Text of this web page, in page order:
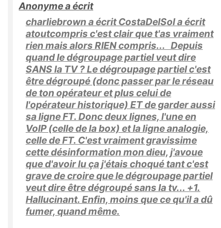
Anonyme a écrit
charliebrown a écrit CostaDelSol a écrit
atoutcompris c'est clair que t'as vraiment
rien mais alors RIEN compris... Depuis
quand le dégroupage partiel veut dire
SANS la TV ? Le dégroupage partiel c'est
être dégroupé (donc passer par le réseau
de ton opérateur et plus celui de
l'opérateur historique) ET de garder aussi
sa ligne FT. Donc deux lignes, l'une en
VoIP (celle de la box) et la ligne analogie,
celle de FT. C'est vraiment gravissime
cette désinformation mon dieu, j'avoue
que d'avoir lu ça j'étais choqué tant c'est
grave de croire que le dégroupage partiel
veut dire être dégroupé sans la tv... +1.
Hallucinant. Enfin, moins que ce qu'il a dû
fumer, quand même.